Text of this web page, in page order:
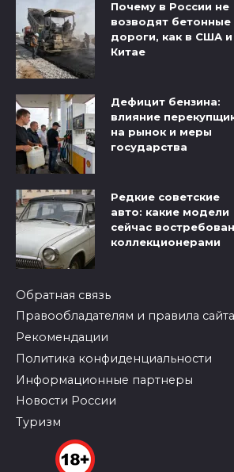
Почему в России не
возводят бетонные
дороги, как в США и
Китае
Дефицит бензина:
влияние
на рынок и меры
государства
Редкие советские
авто: какие модели
сейчас
коллекционерами
Обратная связь
Правообладателям и правила сайта
Рекомендации
Политика конфиденциальности
Информационные партнеры
Новости России
Туризм